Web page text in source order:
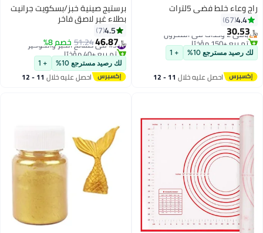
راج وعاء خلط فضي 5لترات
4.4
67
﷼‏30.53
باقي 2 وحدات في المخزون
تم بيع +150 مؤخرًا
باقي 2 وحدات في المخزون
لك رصيد مسترجع 10% + 1
احصل عليه خلال 11 - 12
برستيج صينية خبز/بسكويت جرانيت
بطلاء غير لاصق فاخر
4.5
7
﷼‏46.87
51.24خصم 8% #5 في صفائح الخَبز والكوكيز
تم بيع +40 مؤخرًا
#5 في صفائح الخَبز والكوكيز
لك رصيد مسترجع 10% + 1
احصل عليه خلال 11 - 12